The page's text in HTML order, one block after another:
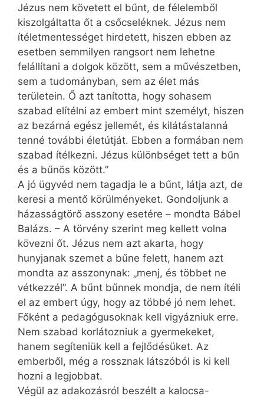
Jézus nem követett el bűnt, de félelemből
kiszolgáltatta őt a csőcseléknek. Jézus nem
ítéletmentességet hirdetett, hiszen ebben az
esetben semmilyen rangsort nem lehetne
felállítani a dolgok között, sem a művészetben,
sem a tudományban, sem az élet más
területein. Ő azt tanította, hogy sohasem
szabad elítélni az embert mint személyt, hiszen
az bezárná egész jellemét, és kilátástalanná
tenné további életútját. Ebben a formában nem
szabad ítélkezni. Jézus különbséget tett a bűn
és a bűnös között.”
A jó ügyvéd nem tagadja le a bűnt, látja azt, de
keresi a mentő körülményeket. Gondoljunk a
házasságtörő asszony esetére – mondta Bábel
Balázs. – A törvény szerint meg kellett volna
kövezni őt. Jézus nem azt akarta, hogy
hunyjanak szemet a bűne felett, hanem azt
mondta az asszonynak: „menj, és többet ne
vétkezzél”. A bűnt bűnnek mondja, de nem ítéli
el az embert úgy, hogy az többé jó nem lehet.
Főként a pedagógusoknak kell vigyázniuk erre.
Nem szabad korlátozniuk a gyermekeket,
hanem segíteniük kell a fejlődésüket. Az
emberből, még a rossznak látszóból is ki kell
hozni a legjobbat.
Végül az adakozásról beszélt a kalocsa-